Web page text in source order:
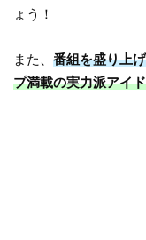
ょう！
また、番組を盛り上
プ満載の実力派アイ